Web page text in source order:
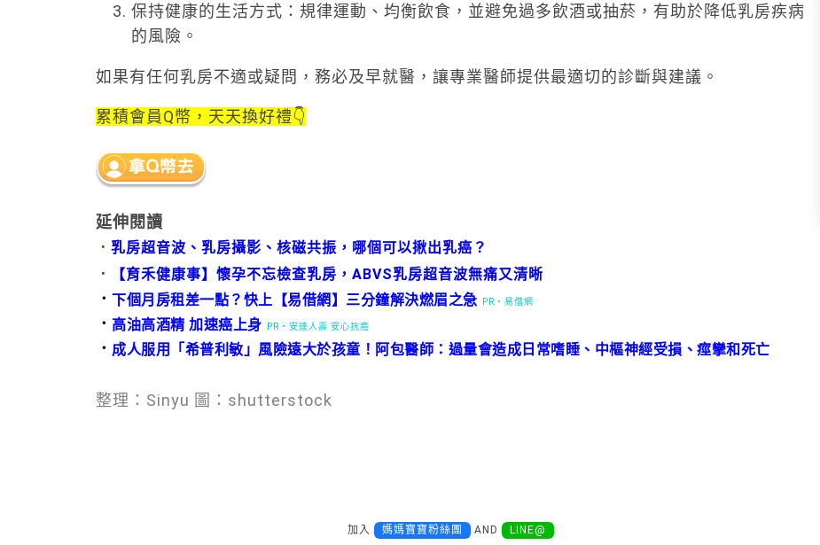
保持健康的生活方式：規律運動、均衡飲食，並避免過多飲酒或抽菸，有助於降低乳房疾病
的風險。
如果有任何乳房不適或疑問，務必及早就醫，讓專業醫師提供最適切的診斷與建議。
累積會員Q幣，天天換好禮👇
延伸閱讀
． 乳房超音波、乳房攝影、核磁共振，哪個可以揪出乳癌？
．
【育禾健康事】懷孕不忘檢查乳房，ABVS乳房超音波無痛又清晰
．下個月房租差一點？快上【易借網】三分鐘解決燃眉之急 PR・易借網
． 高油高酒精 加速癌上身 PR・安達人壽 安心抗癌
． 成人服用「希普利敏」風險遠大於孩童！阿包醫師：過量會造成日常嗜睡、中樞神經受損、痙攣和死亡
整理：Sinyu 圖：shutterstock
加入 媽媽寶寶粉絲團 AND LINE@